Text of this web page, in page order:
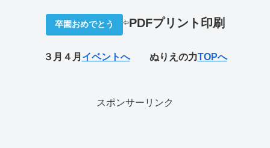
卒園おめでとう ⇦PDFプリ ント印刷
３月４月 イベントへぬりえの力TOPへ
スポンサーリンク